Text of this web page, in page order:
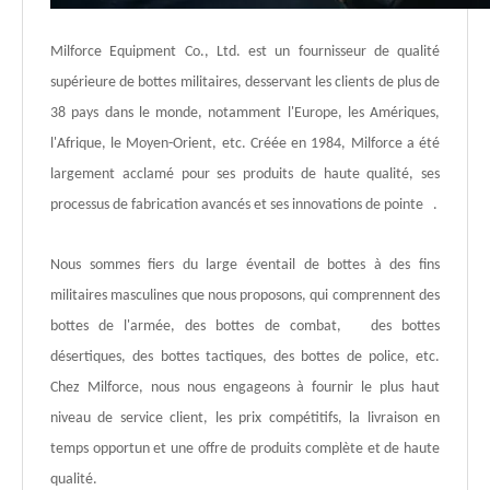
Milforce Equipment Co., Ltd. est un fournisseur de qualité
supérieure de bottes militaires, desservant les clients de plus de
38 pays dans le monde, notamment l'Europe, les Amériques,
l'Afrique, le Moyen-Orient, etc. Créée en 1984, Milforce a été
largement acclamé pour ses produits de haute qualité, ses
processus de fabrication avancés et ses innovations de pointe .
Nous sommes fiers du large éventail de bottes à des fins
militaires masculines que nous proposons, qui comprennent des
bottes de l'armée, des bottes de combat, des bottes
désertiques, des bottes tactiques, des bottes de police, etc.
Chez Milforce, nous nous engageons à fournir le plus haut
niveau de service client, les prix compétitifs, la livraison en
temps opportun et une offre de produits complète et de haute
qualité.